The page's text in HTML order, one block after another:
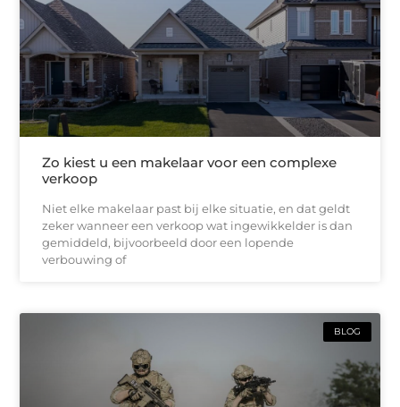
Zo kiest u een makelaar voor een complexe
verkoop
Niet elke makelaar past bij elke situatie, en dat geldt
zeker wanneer een verkoop wat ingewikkelder is dan
gemiddeld, bijvoorbeeld door een lopende
verbouwing of
BLOG